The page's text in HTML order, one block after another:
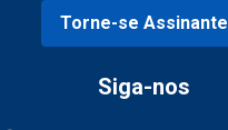
Torne-se Assinante
Siga-nos